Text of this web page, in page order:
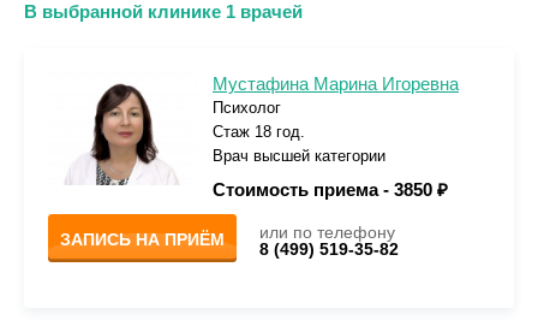
В выбранной клинике 1 врачей
Мустафина Марина Игоревна
Психолог
Стаж 18 год.
Врач высшей категории
Стоимость приема - 3850 ₽
ЗАПИСЬ НА ПРИЁМ
или по телефону
8 (499) 519-35-82